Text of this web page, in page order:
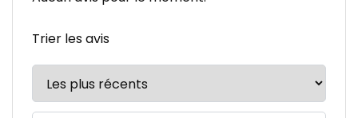
Trier les avis